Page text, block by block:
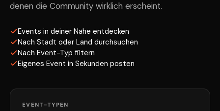
EVENT-TYPEN
denen die Community wirklich erscheint.
Events in deiner Nähe entdecken
Nach Stadt oder Land durchsuchen
Nach Event-Typ filtern
Eigenes Event in Sekunden posten